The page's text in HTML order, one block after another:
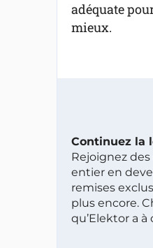
adéquate
mieux.
Continuez la
Rejoignez
entier en
remises
plus encore.
qu’Elektor a à